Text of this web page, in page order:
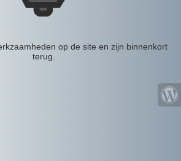
op de site en zijn binnenkort
terug.